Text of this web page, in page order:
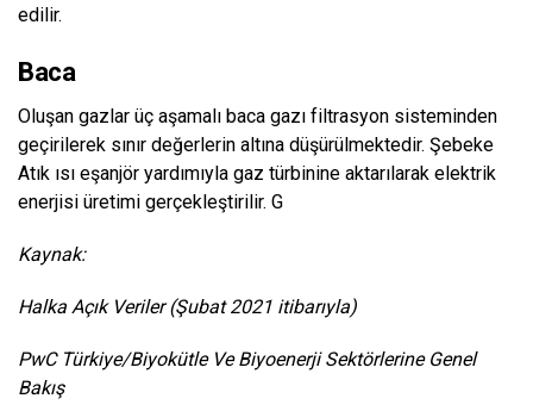
edilir.
Baca
Oluşan gazlar üç aşamalı baca gazı filtrasyon sisteminden
geçirilerek sınır değerlerin altına düşürülmektedir. Şebeke
Atık ısı eşanjör yardımıyla gaz türbinine aktarılarak elektrik
enerjisi üretimi gerçekleştirilir. G
Kaynak:
Halka Açık Veriler (Şubat 2021 itibarıyla)
PwC Türkiye/Biyokütle Ve Biyoenerji Sektörlerine Genel
Bakış